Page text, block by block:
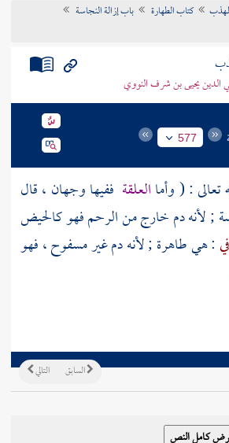
كتاب الطهارة
باب إزالة النجاسة
الدين يحيى بن شرف النووي
577
تعالى : ( وأماالعلقة ففيها وجهان ، قال
; لأنه دم خارج من الرحم فهو كالحيض
: هي طاهرة ; لأنه دم غير مسفوح ، فهو
التالي السابق